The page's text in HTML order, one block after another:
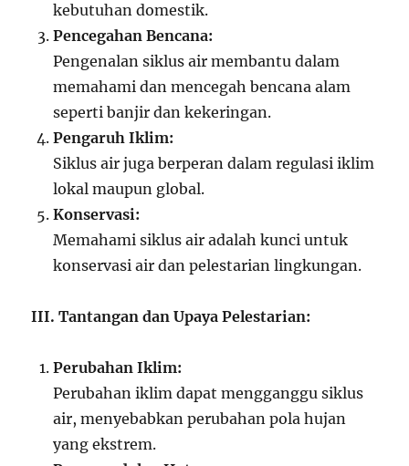
kebutuhan domestik.
Pencegahan Bencana:
Pengenalan siklus air membantu dalam
memahami dan mencegah bencana alam
seperti banjir dan kekeringan.
Pengaruh Iklim:
Siklus air juga berperan dalam regulasi iklim
lokal maupun global.
Konservasi:
Memahami siklus air adalah kunci untuk
konservasi air dan pelestarian lingkungan.
III. Tantangan dan Upaya Pelestarian:
Perubahan Iklim:
Perubahan iklim dapat mengganggu siklus
air, menyebabkan perubahan pola hujan
yang ekstrem.